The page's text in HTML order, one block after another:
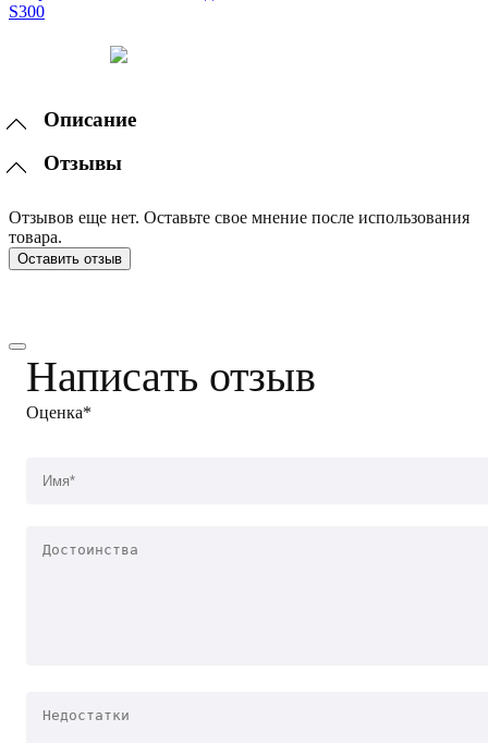
Описание
Отзывы
Отзывов еще нет. Оставьте свое мнение после использования
товара.
Оставить отзыв
Написать отзыв
Оценка*